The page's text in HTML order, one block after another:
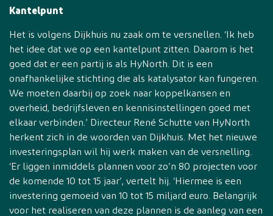
Kantelpunt
Het is volgens Dijkhuis nu zaak om te versnellen. ‘Ik heb
het idee dat we op een kantelpunt zitten. Daarom is het
goed dat er een partij is als HyNorth. Dit is een
onafhankelijke stichting die als katalysator kan fungeren.
We moeten daarbij op zoek naar koppelkansen en
overheid, bedrijfsleven en kennisinstellingen goed met
elkaar verbinden.’ Directeur René Schutte van HyNorth
herkent zich in de woorden van Dijkhuis. Met het nieuwe
investeringsplan wil hij werk maken van de versnelling.
‘Er liggen inmiddels plannen voor zo’n 80 projecten voor
de komende 10 tot 15 jaar’, vertelt hij. ‘Hiermee is een
investering gemoeid van 10 tot 15 miljard euro. Belangrijk
voor het realiseren van deze plannen is de aanleg van een